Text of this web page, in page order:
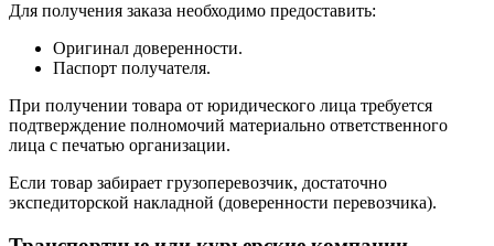
Для получения заказа необходимо предоставить:
Оригинал доверенности.
Паспорт получателя.
При получении товара от юридического лица требуется
подтверждение полномочий материально ответственного
лица с печатью организации.
Если товар забирает грузоперевозчик, достаточно
экспедиторской накладной (доверенности перевозчика).